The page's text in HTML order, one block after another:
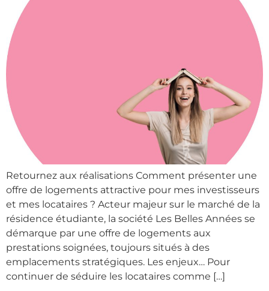
Accueil
Notre agence
Retournez aux réalisations Comment présenter une
offre de logements attractive pour mes investisseurs
et mes locataires ? Acteur majeur sur le marché de la
résidence étudiante, la société Les Belles Années se
démarque par une offre de logements aux
prestations soignées, toujours situés à des
emplacements stratégiques. Les enjeux… Pour
continuer de séduire les locataires comme […]